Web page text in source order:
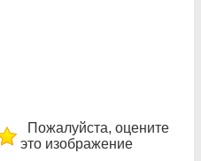
Пожалуйста, оцените
это изображение